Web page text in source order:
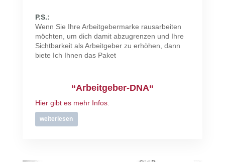
P.S.:
Wenn Sie Ihre Arbeitgebermarke rausarbeiten
möchten, um dich damit abzugrenzen und Ihre
Sichtbarkeit als Arbeitgeber zu erhöhen, dann
biete Ich Ihnen das Paket
“Arbeitgeber-DNA“
Hier gibt es mehr Infos.
weiterlesen